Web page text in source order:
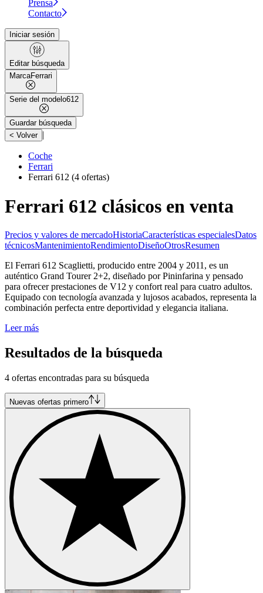
Prensa
Contacto
Iniciar sesión
Editar búsqueda
MarcaFerrari
Serie del modelo612
Guardar búsqueda
< Volver |
Coche
Ferrari
Ferrari 612 (4 ofertas)
Ferrari 612 clásicos en venta
Precios y valores de mercadoHistoriaCaracterísticas especialesDatos
técnicosMantenimientoRendimientoDiseñoOtrosResumen
El Ferrari 612 Scaglietti, producido entre 2004 y 2011, es un
auténtico Grand Tourer 2+2, diseñado por Pininfarina y pensado
para ofrecer prestaciones de V12 y confort real para cuatro adultos.
Equipado con tecnología avanzada y lujosos acabados, representa la
combinación perfecta entre deportividad y elegancia italiana.
Leer más
Resultados de la búsqueda
4 ofertas encontradas para su búsqueda
Nuevas ofertas primero